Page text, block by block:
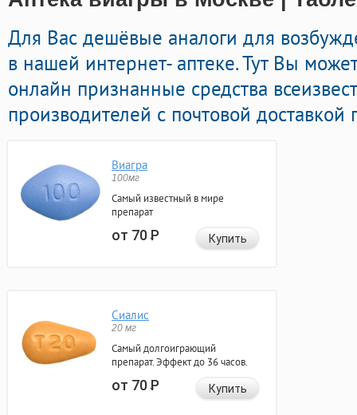
Для Вас дешёвые аналоги для
в нашей интернет- аптеке. Тут Вы
онлайн признанные средства
производителей с почтовой
Виагра
100мг
Самый известный в мире
препарат
от 70Р Купить
Сиалис
20 мг
Самый долгоиграющий
препарат. Эффект до 36 часов.
от 70Р Купить